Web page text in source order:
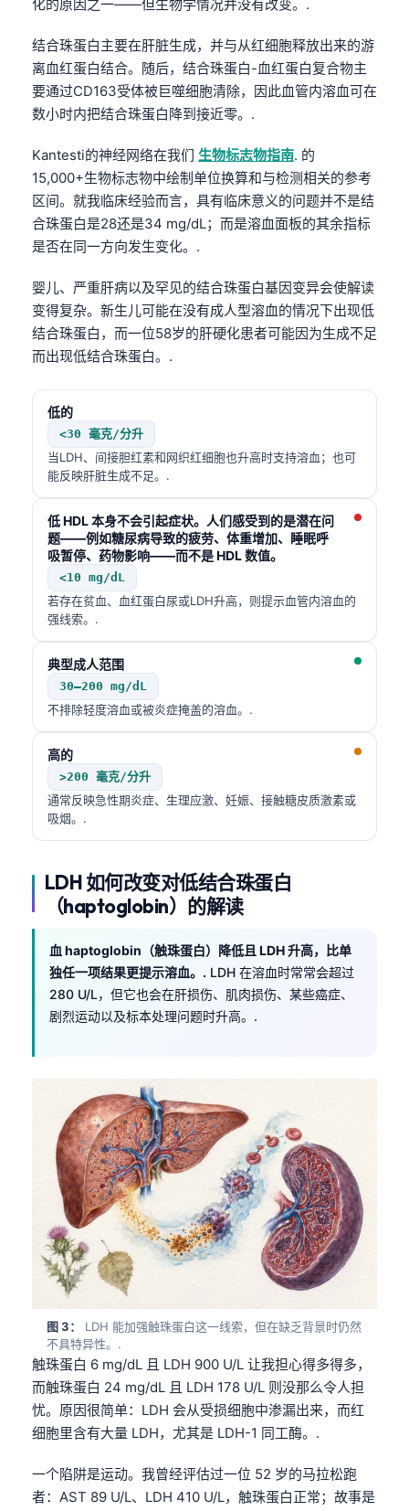
化的原因之一——但生物学情况并没有改变。.
结合珠蛋白主要在肝脏生成，并与从红细胞释放出来的游
离血红蛋白结合。随后，结合珠蛋白-血红蛋白复合物主
要通过CD163受体被巨噬细胞清除，因此血管内溶血可在
数小时内把结合珠蛋白降到接近零。.
Kantesti的神经网络在我们 生物标志物指南. 的
15,000+生物标志物中绘制单位换算和与检测相关的参考
区间。就我临床经验而言，具有临床意义的问题并不是结
合珠蛋白是28还是34 mg/dL；而是溶血面板的其余指标
是否在同一方向发生变化。.
婴儿、严重肝病以及罕见的结合珠蛋白基因变异会使解读
变得复杂。新生儿可能在没有成人型溶血的情况下出现低
结合珠蛋白，而一位58岁的肝硬化患者可能因为生成不足
而出现低结合珠蛋白。.
低的
<30 毫克/分升
当LDH、间接胆红素和网织红细胞也升高时支持溶血；也可
能反映肝脏生成不足。.
低 HDL 本身不会引起症状。人们感受到的是潜在问
题——例如糖尿病导致的疲劳、体重增加、睡眠呼
吸暂停、药物影响——而不是 HDL 数值。
<10 mg/dL
若存在贫血、血红蛋白尿或LDH升高，则提示血管内溶血的
强线索。.
典型成人范围
30–200 mg/dL
不排除轻度溶血或被炎症掩盖的溶血。.
高的
>200 毫克/分升
通常反映急性期炎症、生理应激、妊娠、接触糖皮质激素或
吸烟。.
LDH 如何改变对低结合珠蛋白
（haptoglobin）的解读
血 haptoglobin（触珠蛋白）降低且 LDH 升高，比单
独任一项结果更提示溶血。. LDH 在溶血时常常会超过
280 U/L，但它也会在肝损伤、肌肉损伤、某些癌症、
剧烈运动以及标本处理问题时升高。.
图 3：
LDH 能加强触珠蛋白这一线索，但在缺乏背景时仍然
不具特异性。.
触珠蛋白 6 mg/dL 且 LDH 900 U/L 让我担心得多得多，
而触珠蛋白 24 mg/dL 且 LDH 178 U/L 则没那么令人担
忧。原因很简单：LDH 会从受损细胞中渗漏出来，而红
细胞里含有大量 LDH，尤其是 LDH-1 同工酶。.
一个陷阱是运动。我曾经评估过一位 52 岁的马拉松跑
者：AST 89 U/L、LDH 410 U/L，触珠蛋白正常；故事是